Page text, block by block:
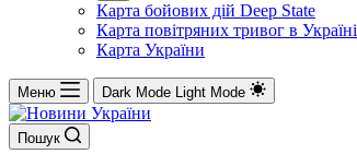
Карта бойових дій Deep State
Карта повітряних тривог в Україні
Карта України
Меню Dark Mode Light Mode
Пошук